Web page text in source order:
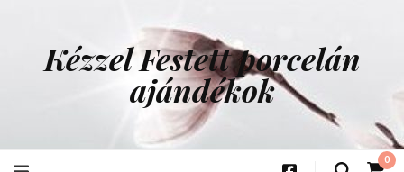
Kézzel Festett porcelán
ajándékok
0